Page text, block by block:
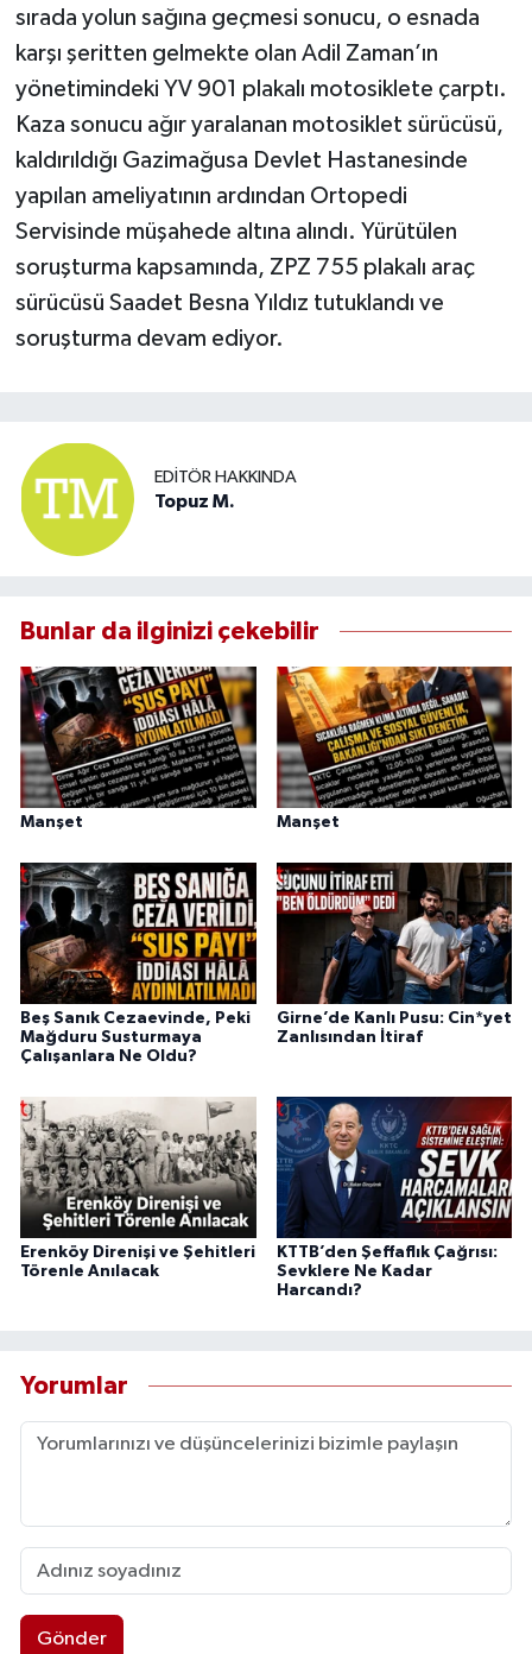
sırada yolun sağına geçmesi sonucu, o esnada
karşı şeritten gelmekte olan Adil Zaman’ın
yönetimindeki YV 901 plakalı motosiklete çarptı.
Kaza sonucu ağır yaralanan motosiklet sürücüsü,
kaldırıldığı Gazimağusa Devlet Hastanesinde
yapılan ameliyatının ardından Ortopedi
Servisinde müşahede altına alındı. Yürütülen
soruşturma kapsamında, ZPZ 755 plakalı araç
sürücüsü Saadet Besna Yıldız tutuklandı ve
soruşturma devam ediyor.
EDITÖR HAKKINDA
Topuz M.
Bunlar da ilginizi çekebilir
Manşet Manşet
Beş Sanık Cezaevinde, Peki
Mağduru Susturmaya
Çalışanlara Ne Oldu?
Girne’de Kanlı Pusu: Cin*yet
Zanlısından İtiraf
Erenköy Direnişi ve Şehitleri
Törenle Anılacak
KTTB’den Şeffaflık Çağrısı:
Sevklere Ne Kadar
Harcandı?
Yorumlar
Gönder